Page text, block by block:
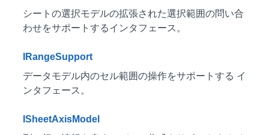
シートの選択モデルの拡張された選択範囲の問い合
わせをサポートするインタフェース。
IRangeSupport
データモデル内のセル範囲の操作をサポートする イ
ンタフェース。
ISheetAxisModel